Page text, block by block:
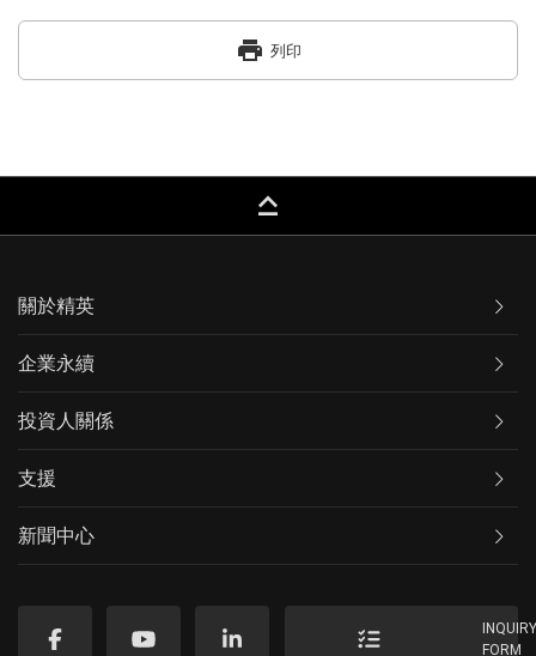
print 列印
keyboard_capslock
關於精英
企業永續
投資人關係
支援
新聞中心
FORM